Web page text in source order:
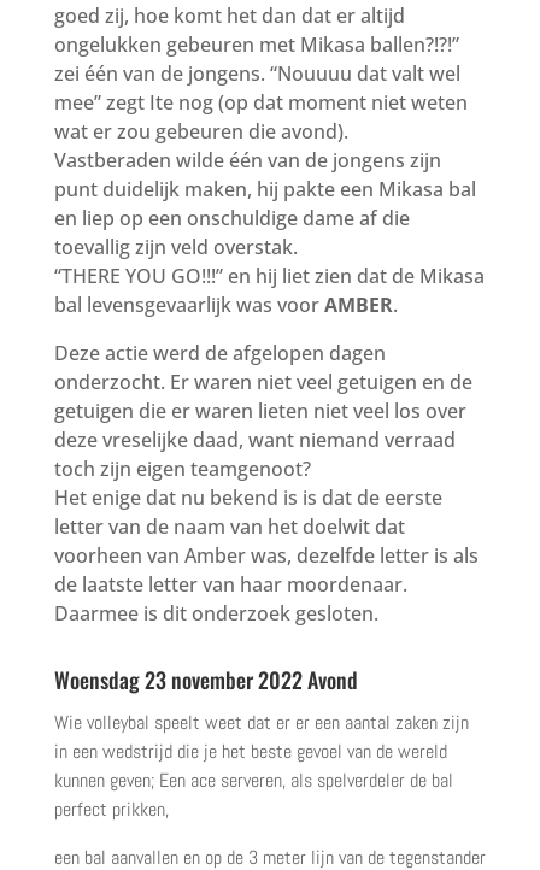
goed zij, hoe komt het dan dat er altijd
ongelukken gebeuren met Mikasa ballen?!?!”
zei één van de jongens. “Nouuuu dat valt wel
mee” zegt Ite nog (op dat moment niet weten
wat er zou gebeuren die avond).
Vastberaden wilde één van de jongens zijn
punt duidelijk maken, hij pakte een Mikasa bal
en liep op een onschuldige dame af die
toevallig zijn veld overstak.
“THERE YOU GO!!!” en hij liet zien dat de Mikasa
bal levensgevaarlijk was voorAMBER.
Deze actie werd de afgelopen dagen
onderzocht. Er waren niet veel getuigen en de
getuigen die er waren lieten niet veel los over
deze vreselijke daad, want niemand verraad
toch zijn eigen teamgenoot?
Het enige dat nu bekend is is dat de eerste
letter van de naam van het doelwit dat
voorheen van Amber was, dezelfde letter is als
de laatste letter van haar moordenaar.
Daarmee is dit onderzoek gesloten.
Woensdag 23 november 2022 Avond
Wie volleybal speelt weet dat er er een aantal zaken zijn
in een wedstrijd die je het beste gevoel van de wereld
kunnen geven; Een ace serveren, als spelverdeler de bal
perfect prikken,
een bal aanvallen en op de 3 meter lijn van de tegenstander